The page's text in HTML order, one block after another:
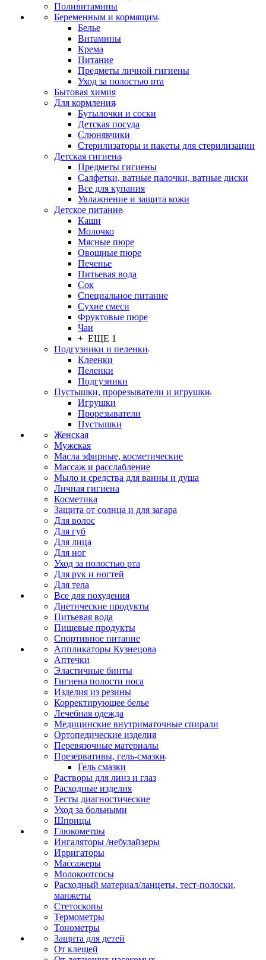
Поливитамины
Беременным и кормящим
Белье
Витамины
Крема
Питание
Предметы личной гигиены
Уход за полостью рта
Бытовая химия
Для кормления
Бутылочки и соски
Детская посуда
Слюнявчики
Стерилизаторы и пакеты для стерилизации
Детская гигиена
Предметы гигиены
Салфетки, ватные палочки, ватные диски
Все для купания
Увлажнение и защита кожи
Детское питание
Каши
Молочко
Мясные пюре
Овощные пюре
Печенье
Питьевая вода
Сок
Специальное питание
Сухие смеси
Фруктовые пюре
Чаи
+ ЕЩЕ 1
Подгузники и пеленки
Клеенки
Пеленки
Подгузники
Пустышки, прорезыватели и игрушки
Игрушки
Прорезыватели
Пустышки
Женская
Мужская
Масла эфирные, косметические
Массаж и расслабление
Мыло и средства для ванны и душа
Личная гигиена
Косметика
Защита от солнца и для загара
Для волос
Для губ
Для лица
Для ног
Уход за полостью рта
Для рук и ногтей
Для тела
Все для похудения
Диетические продукты
Питьевая вода
Пищевые продукты
Спортивное питание
Аппликаторы Кузнецова
Аптечки
Эластичные бинты
Гигиена полости носа
Изделия из резины
Корректирующее белье
Лечебная одежда
Медицинские внутриматочные спирали
Ортопедические изделия
Перевязочные материалы
Презервативы, гель-смазки
Гель смазки
Растворы для линз и глаз
Расходные изделия
Тесты диагностические
Уход за больными
Шприцы
Глюкометры
Ингаляторы /небулайзеры
Ирригаторы
Массажеры
Молокоотсосы
Расходный материал/ланцеты, тест-полоски,
манжеты
Стетоскопы
Термометры
Тонометры
Защита для детей
От клещей